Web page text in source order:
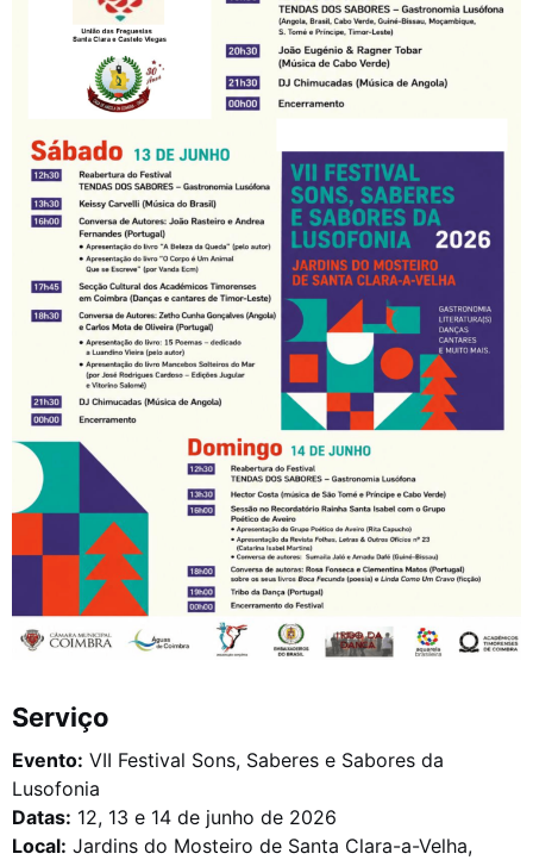
Serviço
Evento: VII Festival Sons, Saberes e Sabores da
Lusofonia
Datas: 12, 13 e 14 de junho de 2026
Local: Jardins do Mosteiro de Santa Clara-a-Velha,